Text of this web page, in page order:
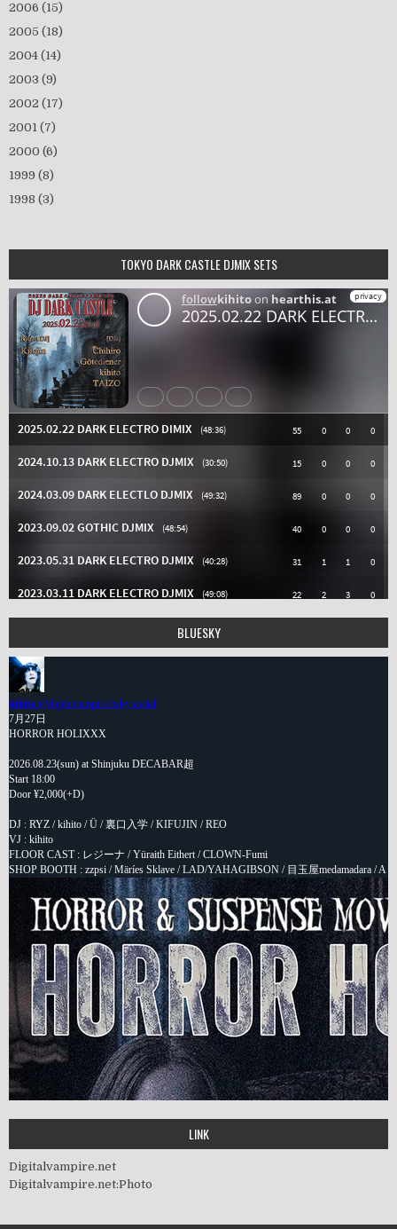
2006 (15)
2005 (18)
2004 (14)
2003 (9)
2002 (17)
2001 (7)
2000 (6)
1999 (8)
1998 (3)
TOKYO DARK CASTLE DJMIX SETS
BLUESKY
LINK
Digitalvampire.net
Digitalvampire.net:Photo